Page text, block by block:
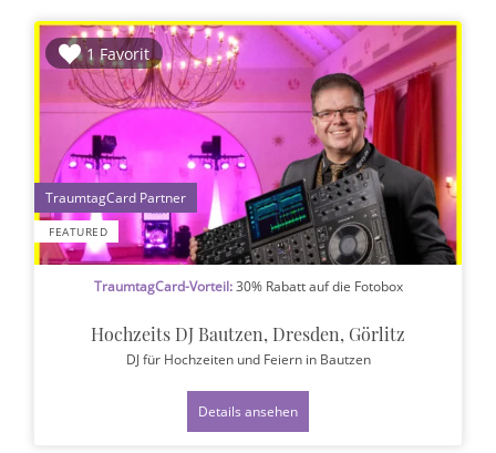
1 Favorit
FEATURED
TraumtagCard-Vorteil:30% Rabatt auf die Fotobox
Hochzeits DJ Bautzen, Dresden, Görlitz
DJ für Hochzeiten und Feiern in Bautzen
Details ansehen